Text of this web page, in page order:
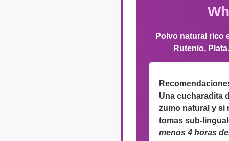
Polvo natural rico
Rutenio,
Una cucharadita
zumo natural y si
tomas sub-
menos 4 horas